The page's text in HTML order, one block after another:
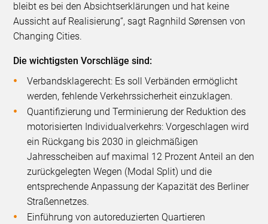
bleibt es bei den Absichtserklärungen und hat keine
Aussicht auf Realisierung“, sagt Ragnhild Sørensen von
Changing Cities.
Die wichtigsten Vorschläge sind:
Verbandsklagerecht: Es soll Verbänden ermöglicht
werden, fehlende Verkehrssicherheit einzuklagen.
Quantifizierung und Terminierung der Reduktion des
motorisierten Individualverkehrs: Vorgeschlagen wird
ein Rückgang bis 2030 in gleichmäßigen
Jahresscheiben auf maximal 12 Prozent Anteil an den
zurückgelegten Wegen (Modal Split) und die
entsprechende Anpassung der Kapazität des Berliner
Straßennetzes.
Einführung von autoreduzierten Quartieren